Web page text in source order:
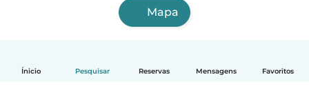
Ínicio Pesquisar Reservas Mensagens Favoritos
Mapa